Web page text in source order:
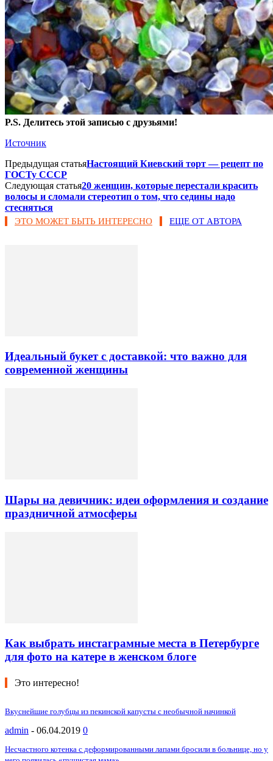
P.S. Делитесь этой записью с друзьями!
Источник
Предыдущая статьяНастоящий Киевский торт — рецепт по
ГОСТу СССР
Следующая статья20 женщин, которые перестали красить
волосы и сломали стереотип о том, что седины надо
стесняться
ЭТО МОЖЕТ БЫТЬ ИНТЕРЕСНО ЕЩЕ ОТ АВТОРА
Идеальный букет с доставкой: что важно для
современной женщины
Шары на девичник: идеи оформления и создание
праздничной атмосферы
Как выбрать инстаграмные места в Петербурге
для фото на катере в женском блоге
Это интересно!
Вкуснейшие голубцы из пекинской капусты с необычной начинкой
admin - 06.04.2019 0
Несчастного котенка с деформированными лапами бросили в больнице, но у